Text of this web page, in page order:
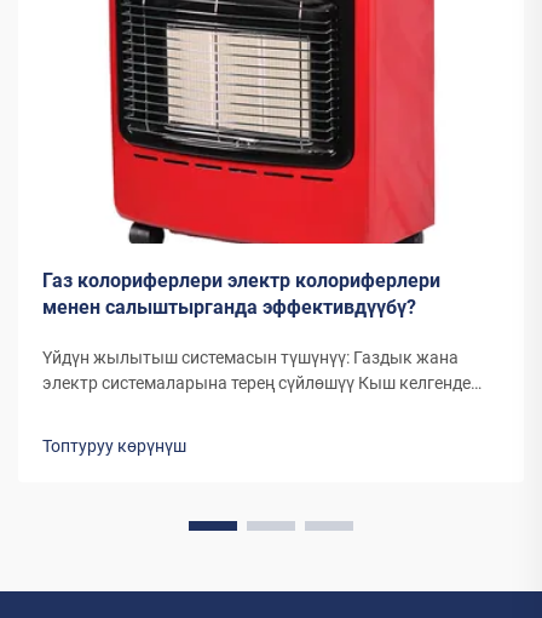
Газ колориферлери электр колориферлери
менен салыштырганда эффективдүүбү?
Үйдүн жылытыш системасын түшүнүү: Газдык жана
электр системаларына терең сүйлөшүү Кыш келгенде
иэлери үчүн маанилүү чечимге айланат. Эки түрдүү
Топтуруу көрүнүш